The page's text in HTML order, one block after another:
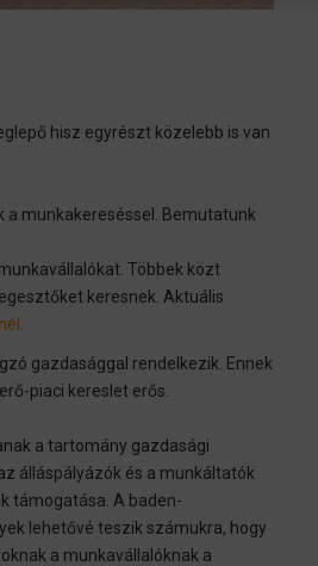
hisz egyrészt közelebb is van
munkakereséssel. Bemutatunk
Többek közt
keresnek. Aktuális
gazdasággal rendelkezik. Ennek
piaci kereslet erős.
a tartomány gazdasági
álláspályázók és a munkáltatók
támogatása. A baden-
lehetővé teszik számukra, hogy
a munkavállalóknak a